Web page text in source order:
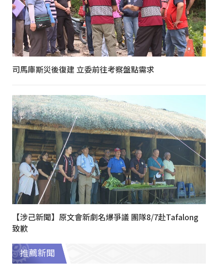
司馬庫斯災後復建 立委前往考察盤點需求
【涉己新聞】原文會新劇名爆爭議 團隊8/7赴Tafalong
致歉
推薦新聞